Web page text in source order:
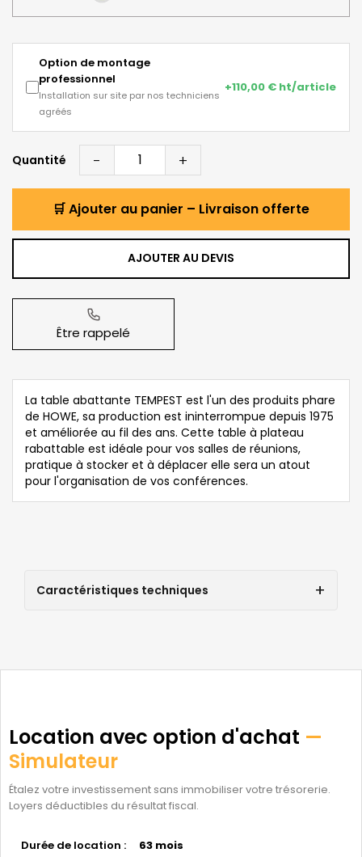
Option de montage
professionnel
Installation sur site par nos techniciens
agréés
+110,00 € ht/article
Quantité - +
🛒 Ajouter au panier – Livraison offerte
AJOUTER AU DEVIS
Être rappelé
La table abattante TEMPEST est l'un des produits phare
de HOWE, sa production est ininterrompue depuis 1975
et améliorée au fil des ans. Cette table à plateau
rabattable est idéale pour vos salles de réunions,
pratique à stocker et à déplacer elle sera un atout
pour l'organisation de vos conférences.
Caractéristiques techniques
Location avec option d'achat —
Simulateur
Étalez votre investissement sans immobiliser votre trésorerie.
Loyers déductibles du résultat fiscal.
Durée de location : 63 mois